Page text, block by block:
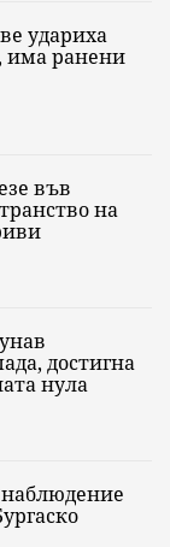
удариха
има ранени
във
на
достигна
нула